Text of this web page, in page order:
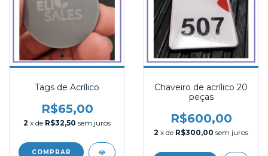
Tags de Acrílico
R$65,00
2 x de R$32,50 sem juros
Chaveiro de acrílico 20
peças
R$600,00
2 x de R$300,00 sem juros